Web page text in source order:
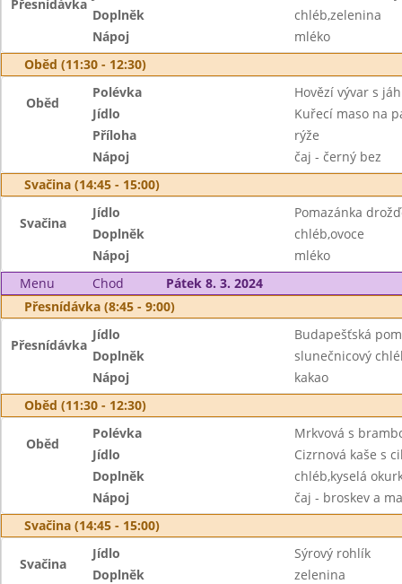
Přesnídávka
Doplněk
chléb,zelenina
Nápoj
mléko
Oběd (11:30 - 12:30)
Oběd
Polévka
Hovězí vývar s
Jídlo
Kuřecí maso na
Příloha
rýže
Nápoj
čaj - černý bez
Svačina (14:45 - 15:00)
Svačina
Jídlo
Pomazánka
Doplněk
chléb,ovoce
Nápoj
mléko
Menu
Chod
Pátek 8. 3. 2024
Přesnídávka (8:45 - 9:00)
Přesnídávka
Jídlo
Budapešťská
Doplněk
slunečnicový
Nápoj
kakao
Oběd (11:30 - 12:30)
Oběd
Polévka
Mrkvová s
Jídlo
Cizrnová kaše s
Doplněk
chléb,kyselá
Nápoj
čaj - broskev a
Svačina (14:45 - 15:00)
Svačina
Jídlo
Sýrový rohlík
Doplněk
zelenina